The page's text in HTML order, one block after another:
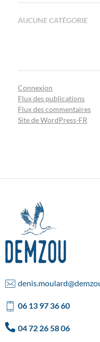
AUCUNE CATÉGORIE
Connexion
Flux des publications
Flux des commentaires
Site de WordPress-FR
AGENCE SPÉCIALISÉE DANS LA CRÉATION SUR MESURE ET DANS L'ORGANISATION DE SÉMINAIRES
06 13 97 36 60
04 72 26 58 06